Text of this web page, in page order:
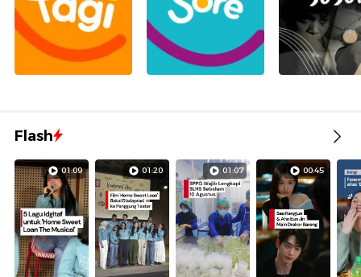
Flash
01:09 01:20 01:07 00:45